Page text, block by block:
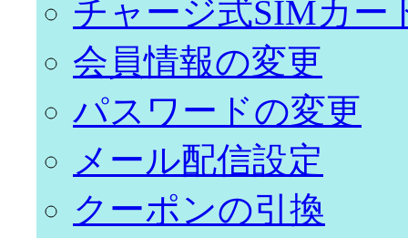
チャージ式SIMカー
会員情報の変更
パスワードの変更
メール配信設定
クーポンの引換